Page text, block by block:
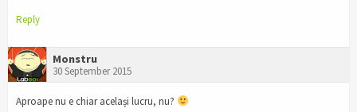
Reply
Monstru
30 September 2015
Aproape nu e chiar același lucru, nu?